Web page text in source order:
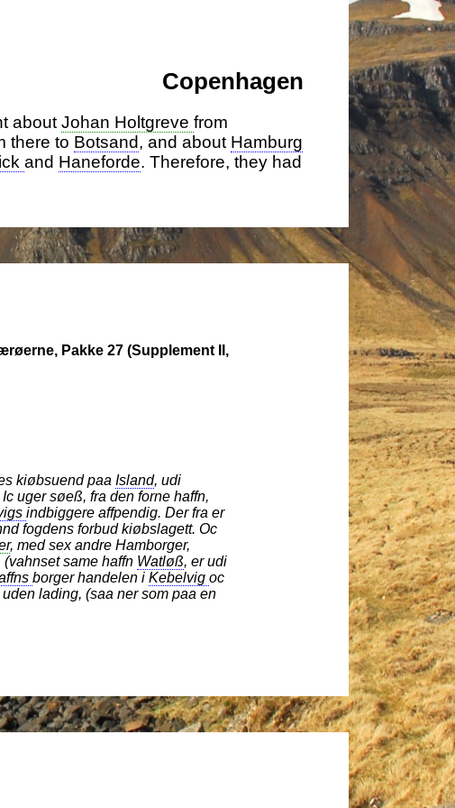
Copenhagen
about Johan Holtgreve from
there to Botsand, and about Hamburg
and Haneforde. Therefore, they had
Pakke 27 (Supplement II,
kiøbsuend paa Island, udi
uger søeß, fra den forne haffn,
indbiggere affpendig. Der fra er
fogdens forbud kiøbslagett. Oc
, med sex andre Hamborger,
same haffn Watløß, er udi
borger handelen i Kebelvig oc
lading, (saa ner som paa en